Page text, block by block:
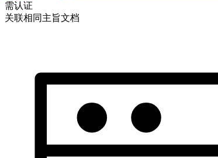
需认证
关联相同主旨文档